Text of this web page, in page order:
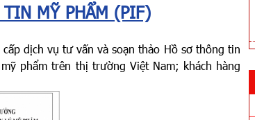
TIN MỸ PHẨM (PIF)
dịch vụ tư vấn và soạn thảo Hồ sơ thông tin
phẩm trên thị trường Việt Nam; khách hàng